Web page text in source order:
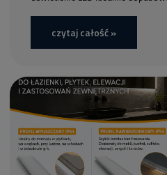
czytaj całość »